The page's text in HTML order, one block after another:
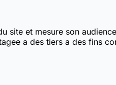
site et mesure son
a des tiers a des fins